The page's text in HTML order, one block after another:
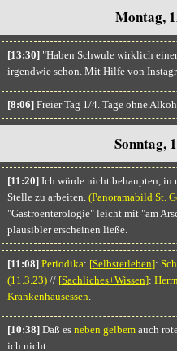
Montag,
[13:30]"Haben Schwule wirklich
irgendwie schon. Mit Hilfe von
[8:06]Freier Tag 1/4. Tage ohne
Sonntag,
[11:20]Ich würde nicht behaupten, in
Stelle zu arbeiten. (Panoramabild St.
"Gastroenterologie" leicht mit "am
plausibler erscheinen ließe.
[11:08] Periodika: [Selbsterleben]:
(11.3.23)// [Sachliches+Wissen]:
Krankenhausessen
[10:38]Daß es neben gelbemauch
ich nicht.